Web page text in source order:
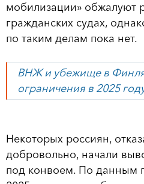
мобилизации» обжалуют
гражданских судах,
по таким делам пока нет.
ВНЖ и убежище в
ограничения в 2025
Некоторых россиян,
добровольно, начали
под конвоем. По данным